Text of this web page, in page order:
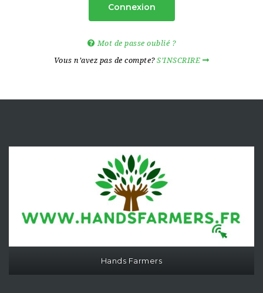
Connexion
Mot de passe oublié ?
Vous n’avez pas de compte?S’INSCRIRE
Hands Farmers